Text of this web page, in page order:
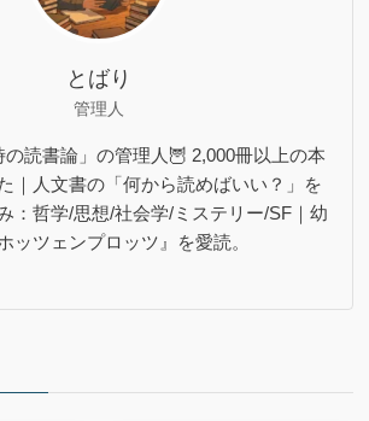
とばり
管理人
読書論」の管理人🦉 2,000冊以上の本
｜人文書の「何から読めばいい？」を
：哲学/思想/社会学/ミステリー/SF｜幼
ッツェンプロッツ』を愛読。